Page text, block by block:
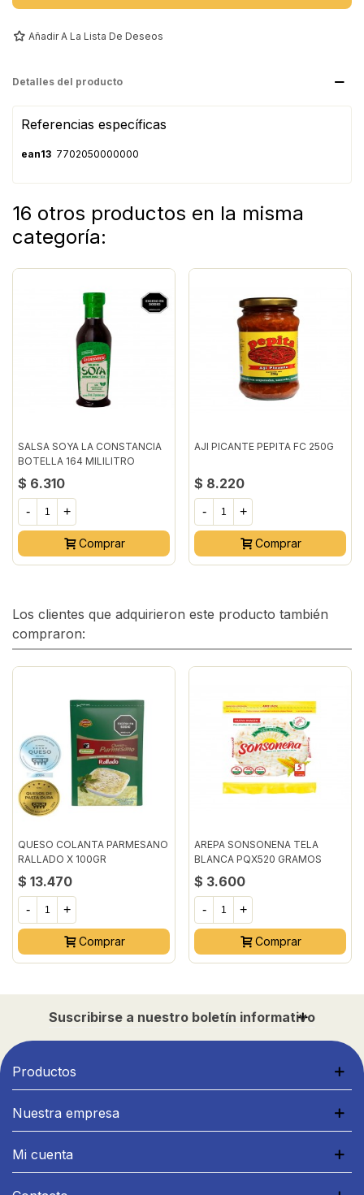
Añadir A La Lista De Deseos
Detalles del producto
Referencias específicas
ean13 7702050000000
16 otros productos en la misma
categoría:
SALSA SOYA LA CONSTANCIA
BOTELLA 164 MILILITRO
$ 6.310
- +
Comprar
AJI PICANTE PEPITA FC 250G
$ 8.220
- +
Comprar
Los clientes que adquirieron este producto también
compraron:
QUESO COLANTA PARMESANO
RALLADO X 100GR
$ 13.470
- +
Comprar
AREPA SONSONENA TELA
BLANCA PQX520 GRAMOS
$ 3.600
- +
Comprar
Suscribirse a nuestro boletín informativo
Productos
Nuestra empresa
Mi cuenta